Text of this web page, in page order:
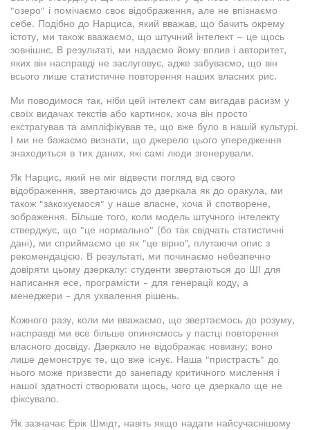
"озеро" і помічаємо своє відображення, але не впізнаємо
себе. Подібно до Нарциса, який вважав, що бачить окрему
істоту, ми також вважаємо, що штучний інтелект – це щось
зовнішнє. В результаті, ми надаємо йому вплив і авторитет,
яких він насправді не заслуговує, адже забуваємо, що він
всього лише статистичне повторення наших власних рис.
Ми поводимося так, ніби цей інтелект сам вигадав расизм у
своїх видачах текстів або картинок, хоча він просто
екстрагував та ампліфікував те, що вже було в нашій культурі.
І ми не бажаємо визнати, що джерело цього упередження
знаходиться в тих даних, які самі люди згенерували.
Як Нарцис, який не міг відвести погляд від свого
відображення, звертаючись до дзеркала як до оракула, ми
також "закохуємося" у наше власне, хоча й спотворене,
зображення. Більше того, коли модель штучного інтелекту
стверджує, що "це нормально" (бо так свідчать статистичні
дані), ми сприймаємо це як "це вірно", плутаючи опис з
рекомендацією. В результаті, ми починаємо небезпечно
довіряти цьому дзеркалу: студенти звертаються до ШІ для
написання есе, програмісти - для генерації коду, а
менеджери - для ухвалення рішень.
Кожного разу, коли ми вважаємо, що звертаємось до розуму,
насправді ми все більше опиняємось у пастці повторення
власного досвіду. Дзеркало не відображає новизну; воно
лише демонструє те, що вже існує. Наша "пристрасть" до
нього може призвести до занепаду критичного мислення і
нашої здатності створювати щось, чого це дзеркало ще не
фіксувало.
Як зазначає Ерік Шмідт, навіть якщо надати найсучаснішому